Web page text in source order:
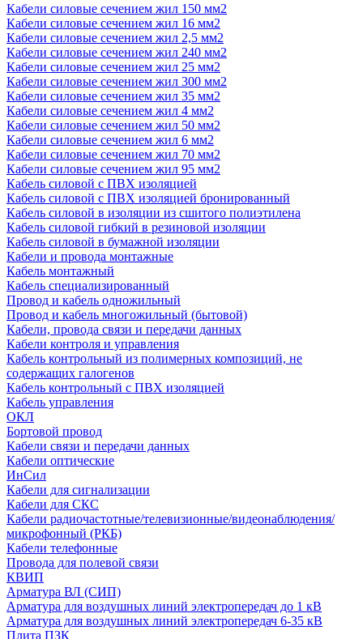
Кабели силовые сечением жил 150 мм2
Кабели силовые сечением жил 16 мм2
Кабели силовые сечением жил 2,5 мм2
Кабели силовые сечением жил 240 мм2
Кабели силовые сечением жил 25 мм2
Кабели силовые сечением жил 300 мм2
Кабели силовые сечением жил 35 мм2
Кабели силовые сечением жил 4 мм2
Кабели силовые сечением жил 50 мм2
Кабели силовые сечением жил 6 мм2
Кабели силовые сечением жил 70 мм2
Кабели силовые сечением жил 95 мм2
Кабель силовой с ПВХ изоляцией
Кабель силовой с ПВХ изоляцией бронированный
Кабель силовой в изоляции из сшитого полиэтилена
Кабель силовой гибкий в резиновой изоляции
Кабель силовой в бумажной изоляции
Кабели и провода монтажные
Кабель монтажный
Кабель специализированный
Провод и кабель одножильный
Провод и кабель многожильный (бытовой)
Кабели, провода связи и передачи данных
Кабели контроля и управления
Кабель контрольный из полимерных композиций, не
содержащих галогенов
Кабель контрольный с ПВХ изоляцией
Кабель управления
ОКЛ
Бортовой провод
Кабели связи и передачи данных
Кабели оптические
ИнСил
Кабели для сигнализации
Кабели для СКС
Кабели радиочастотные/телевизионные/видеонаблюдения/
микрофонный (РКБ)
Кабели телефонные
Провода для полевой связи
КВИП
Арматура ВЛ (СИП)
Арматура для воздушных линий электропередач до 1 кВ
Арматура для воздушных линий электропередач 6-35 кВ
Плита ПЗК